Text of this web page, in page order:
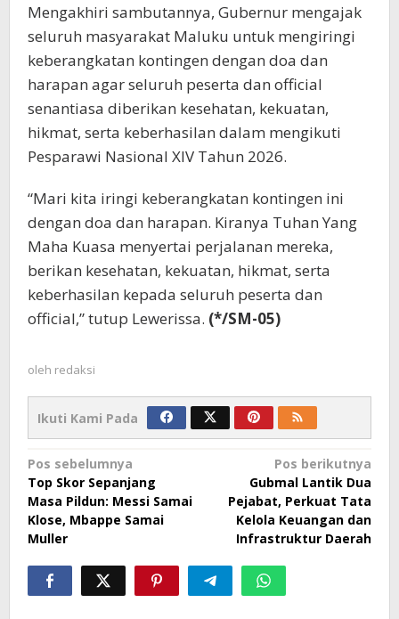
Mengakhiri sambutannya, Gubernur mengajak
seluruh masyarakat Maluku untuk mengiringi
keberangkatan kontingen dengan doa dan
harapan agar seluruh peserta dan official
senantiasa diberikan kesehatan, kekuatan,
hikmat, serta keberhasilan dalam mengikuti
Pesparawi Nasional XIV Tahun 2026.
“Mari kita iringi keberangkatan kontingen ini
dengan doa dan harapan. Kiranya Tuhan Yang
Maha Kuasa menyertai perjalanan mereka,
berikan kesehatan, kekuatan, hikmat, serta
keberhasilan kepada seluruh peserta dan
official,” tutup Lewerissa. (*/SM-05)
oleh redaksi
Ikuti Kami Pada
Navigasi
pos
Pos sebelumnya
Top Skor Sepanjang
Masa Pildun: Messi Samai
Klose, Mbappe Samai
Muller
Pos berikutnya
Gubmal Lantik Dua
Pejabat, Perkuat Tata
Kelola Keuangan dan
Infrastruktur Daerah